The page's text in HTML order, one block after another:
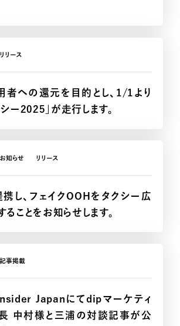
リリース
者への還元を目的とし、1/1より
シー2025」が走行します。
お知らせ リリース
し、フェイクOOHをタクシー広
ことをお知らせします。
記事掲載
Japanにてdipマーケティ
中村様と三浦の対談記事が公